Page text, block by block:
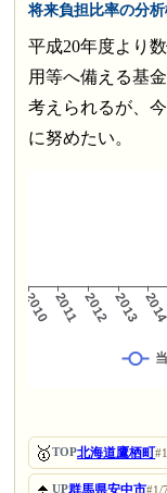
将来負担比率の分析
平成20年度より
用等へ備える基
考えられるが、
に努めたい。
🥇TOP北海道鷹栖町
UP #1/